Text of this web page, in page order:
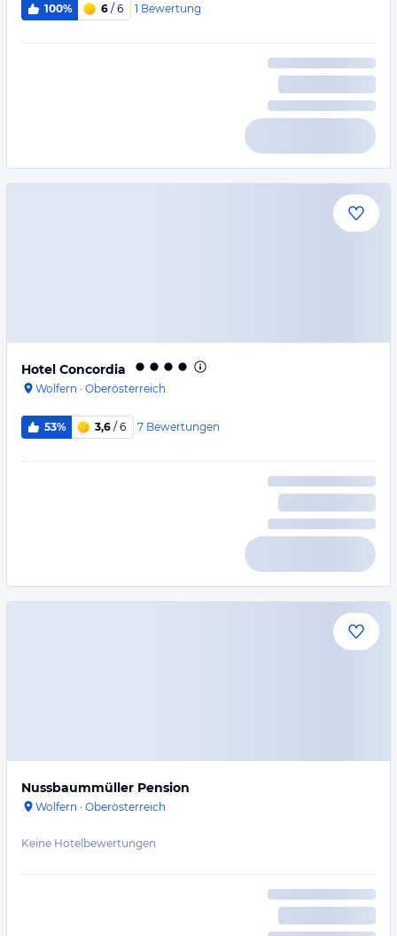
100% 6 / 6 1 Bewertung
Hotel Concordia
Wolfern · Oberösterreich
53% 3,6 / 6 7 Bewertungen
Nussbaummüller Pension
Wolfern · Oberösterreich
Keine Hotelbewertungen